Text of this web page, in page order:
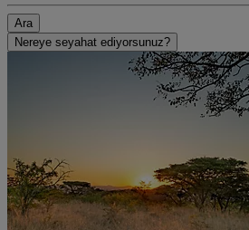
Ara
Nereye seyahat ediyorsunuz?